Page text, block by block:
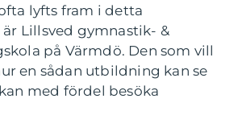
lyfts fram i detta
Lillsved gymnastik- &
på Värmdö. Den som vill
en sådan utbildning kan se
med fördel besöka